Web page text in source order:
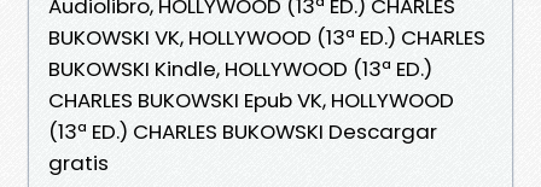
Audiolibro, HOLLYWOOD (13ª ED.) CHARLES
BUKOWSKI VK, HOLLYWOOD (13ª ED.) CHARLES
BUKOWSKI Kindle, HOLLYWOOD (13ª ED.)
CHARLES BUKOWSKI Epub VK, HOLLYWOOD
(13ª ED.) CHARLES BUKOWSKI Descargar
gratis